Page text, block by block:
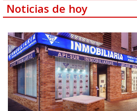
Noticias de hoy